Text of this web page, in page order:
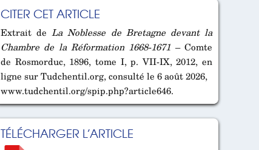
CITER CET ARTICLE
Extrait deLa Noblesse de Bretagne devant la
Chambre de la Réformation 1668-1671 – Comte
de Rosmorduc, 1896, tome I, p. VII-IX, 2012, en
ligne sur Tudchentil.org, consulté le 6 août 2026,
www.tudchentil.org/spip.php?article646.
TÉLÉCHARGER L’ARTICLE